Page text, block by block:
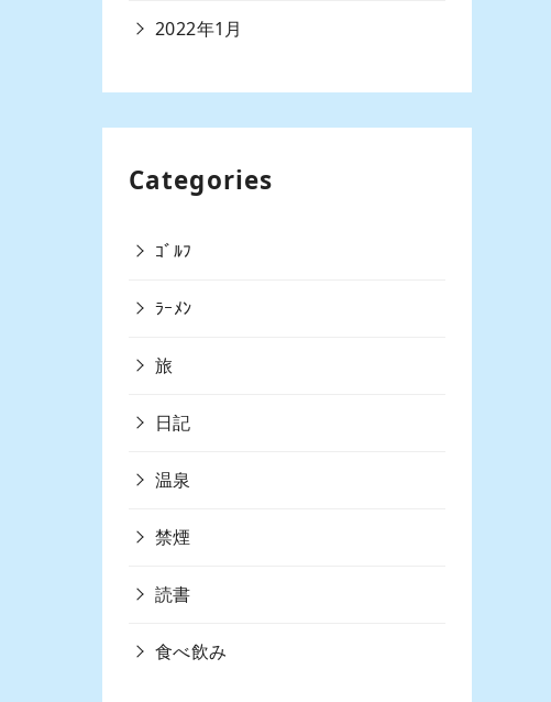
2022年1月
Categories
ｺﾞﾙﾌ
ﾗｰﾒﾝ
旅
日記
温泉
禁煙
読書
食べ飲み